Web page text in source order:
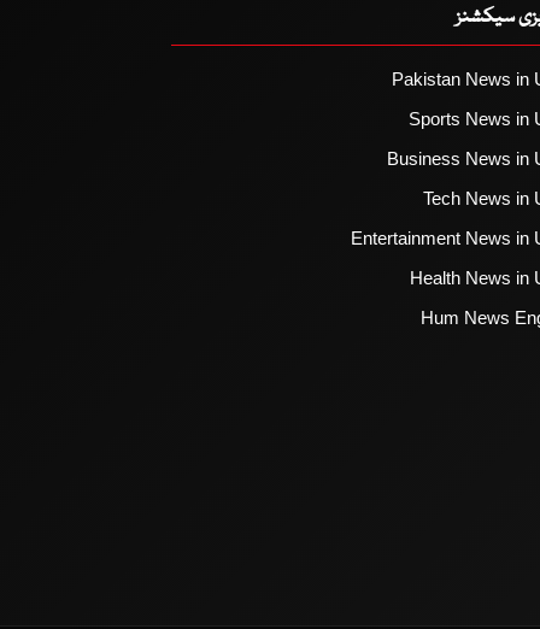
سیکشنز
Pakistan News in
Sports News in
Business News in
Tech News in
Entertainment News in
Health News in
Hum News